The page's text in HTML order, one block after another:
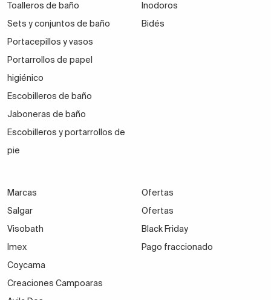
Toalleros de baño
Sets y conjuntos de baño
Portacepillos y vasos
Portarrollos de papel
higiénico
Escobilleros de baño
Jaboneras de baño
Escobilleros y portarrollos de
pie
Inodoros
Bidés
Marcas
Salgar
Visobath
Imex
Coycama
Creaciones Campoaras
Ofertas
Ofertas
Black Friday
Pago fraccionado